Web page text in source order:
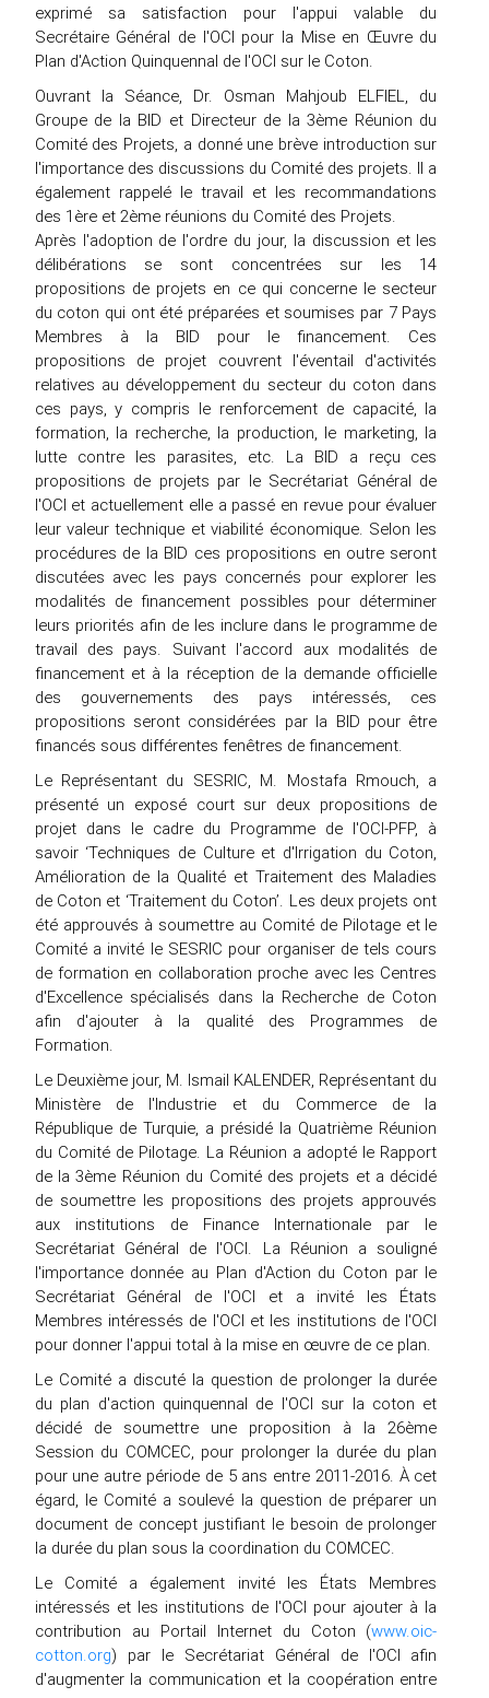
exprimé sa satisfaction pour l'appui valable du
Secrétaire Général de l'OCI pour la Mise en Œuvre du
Plan d'Action Quinquennal de l'OCI sur le Coton.
Ouvrant la Séance, Dr. Osman Mahjoub ELFIEL, du
Groupe de la BID et Directeur de la 3ème Réunion du
Comité des Projets, a donné une brève introduction sur
l'importance des discussions du Comité des projets. Il a
également rappelé le travail et les recommandations
des 1ère et 2ème réunions du Comité des Projets.
Après l'adoption de l'ordre du jour, la discussion et les
délibérations se sont concentrées sur les 14
propositions de projets en ce qui concerne le secteur
du coton qui ont été préparées et soumises par 7 Pays
Membres à la BID pour le financement. Ces
propositions de projet couvrent l'éventail d'activités
relatives au développement du secteur du coton dans
ces pays, y compris le renforcement de capacité, la
formation, la recherche, la production, le marketing, la
lutte contre les parasites, etc. La BID a reçu ces
propositions de projets par le Secrétariat Général de
l'OCI et actuellement elle a passé en revue pour évaluer
leur valeur technique et viabilité économique. Selon les
procédures de la BID ces propositions en outre seront
discutées avec les pays concernés pour explorer les
modalités de financement possibles pour déterminer
leurs priorités afin de les inclure dans le programme de
travail des pays. Suivant l'accord aux modalités de
financement et à la réception de la demande officielle
des gouvernements des pays intéressés, ces
propositions seront considérées par la BID pour être
financés sous différentes fenêtres de financement.
Le Représentant du SESRIC, M. Mostafa Rmouch, a
présenté un exposé court sur deux propositions de
projet dans le cadre du Programme de l'OCI-PFP, à
savoir ‘Techniques de Culture et d'Irrigation du Coton,
Amélioration de la Qualité et Traitement des Maladies
de Coton et ‘Traitement du Coton’. Les deux projets ont
été approuvés à soumettre au Comité de Pilotage et le
Comité a invité le SESRIC pour organiser de tels cours
de formation en collaboration proche avec les Centres
d'Excellence spécialisés dans la Recherche de Coton
afin d'ajouter à la qualité des Programmes de
Formation.
Le Deuxième jour, M. Ismail KALENDER, Représentant du
Ministère de l'Industrie et du Commerce de la
République de Turquie, a présidé la Quatrième Réunion
du Comité de Pilotage. La Réunion a adopté le Rapport
de la 3ème Réunion du Comité des projets et a décidé
de soumettre les propositions des projets approuvés
aux institutions de Finance Internationale par le
Secrétariat Général de l'OCI. La Réunion a souligné
l'importance donnée au Plan d'Action du Coton par le
Secrétariat Général de l'OCI et a invité les États
Membres intéressés de l'OCI et les institutions de l'OCI
pour donner l'appui total à la mise en œuvre de ce plan.
Le Comité a discuté la question de prolonger la durée
du plan d'action quinquennal de l'OCI sur la coton et
décidé de soumettre une proposition à la 26ème
Session du COMCEC, pour prolonger la durée du plan
pour une autre période de 5 ans entre 2011-2016. À cet
égard, le Comité a soulevé la question de préparer un
document de concept justifiant le besoin de prolonger
la durée du plan sous la coordination du COMCEC.
Le Comité a également invité les États Membres
intéressés et les institutions de l'OCI pour ajouter à la
contribution au Portail Internet du Coton (www.oic-
cotton.org) par le Secrétariat Général de l'OCI afin
d'augmenter la communication et la coopération entre